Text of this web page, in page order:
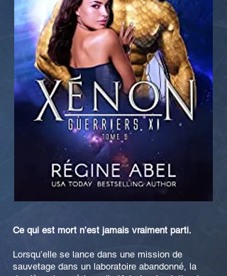
Ce qui est mort n’est jamais vraiment parti.
Lorsqu’elle se lance dans une mission de
sauvetage dans un laboratoire abandonné, la